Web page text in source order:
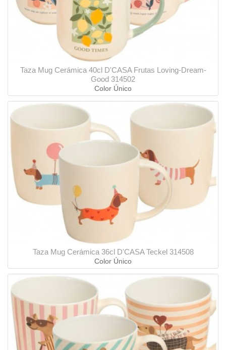
Taza Mug Cerámica 40cl D'CASA Frutas Loving-Dream-
Good 314502
Color Único
Taza Mug Cerámica 36cl D'CASA Teckel 314508
Color Único